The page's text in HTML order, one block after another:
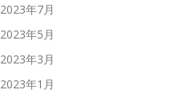
2023年7月
2023年5月
2023年3月
2023年1月